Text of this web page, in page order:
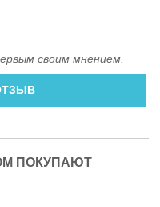
своим мнением.
ПОКУПАЮТ